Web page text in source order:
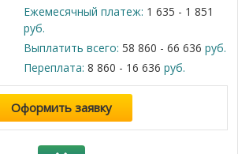
Ежемесячный платеж: 1 635 - 1 851
руб.
Выплатить всего: 58 860 - 66 636 руб.
Переплата: 8 860 - 16 636 руб.
Оформить заявку